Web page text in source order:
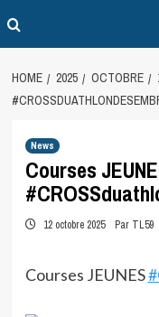
HOME 2025 OCTOBRE
News
Courses
12 octobre 2025 Par TL59
Courses JEUNES